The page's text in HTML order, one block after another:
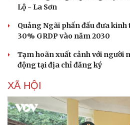
Sân khấu - Điện ảnh
Âm nhạc
Di sản
Lộ - La Sơn
Quảng Ngãi phấn đấu đưa kinh
30% GRDP vào năm 2030
Tạm hoãn xuất cảnh với người
động tại địa chỉ đăng ký
XÃ HỘI